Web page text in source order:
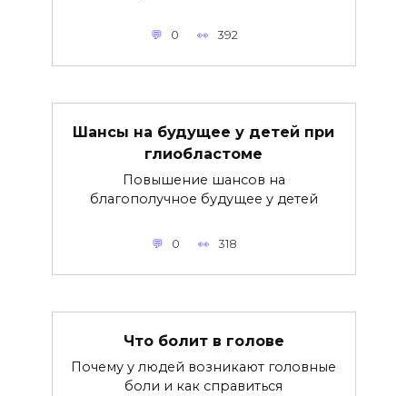
0 392
Шансы на будущее у детей при
глиобластоме
Повышение шансов на
благополучное будущее у детей
0 318
Что болит в голове
Почему у людей возникают головные
боли и как справиться